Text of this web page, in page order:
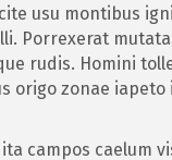
usu montibus
Porrexerat
rudis. Homini
origo zonae
campos caelum